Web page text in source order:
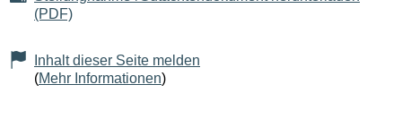
(PDF)
Inhalt dieser Seite melden
(Mehr Informationen)